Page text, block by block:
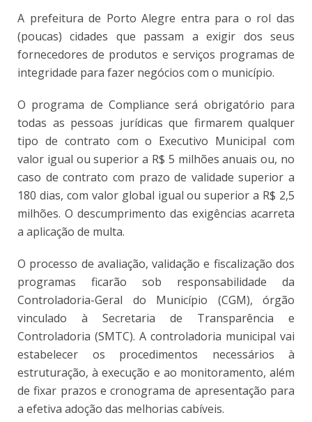
A prefeitura de Porto Alegre entra para o rol das
(poucas) cidades que passam a exigir dos seus
fornecedores de produtos e serviços programas de
integridade para fazer negócios com o município.
O programa de Compliance será obrigatório para
todas as pessoas jurídicas que firmarem qualquer
tipo de contrato com o Executivo Municipal com
valor igual ou superior a R$ 5 milhões anuais ou, no
caso de contrato com prazo de validade superior a
180 dias, com valor global igual ou superior a R$ 2,5
milhões. O descumprimento das exigências acarreta
a aplicação de multa.
O processo de avaliação, validação e fiscalização dos
programas ficarão sob responsabilidade da
Controladoria-Geral do Município (CGM), órgão
vinculado à Secretaria de Transparência e
Controladoria (SMTC). A controladoria municipal vai
estabelecer os procedimentos necessários à
estruturação, à execução e ao monitoramento, além
de fixar prazos e cronograma de apresentação para
a efetiva adoção das melhorias cabíveis.